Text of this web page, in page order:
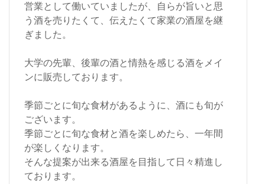
営業として働いていましたが、自らが旨いと思
う酒を売りたくて、伝えたくて家業の酒屋を継
ぎました。
大学の先輩、後輩の酒と情熱を感じる酒をメイ
ンに販売しております。
季節ごとに旬な食材があるように、酒にも旬が
ございます。
季節ごとに旬な食材と酒を楽しめたら、一年間
が楽しくなります。
そんな提案が出来る酒屋を目指して日々精進し
ております。